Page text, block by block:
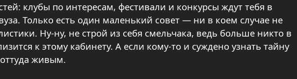
клубы по интересам, фестивали и конкурсы ждут тебя в
Только есть один маленький совет — ни в коем случае не
Ну-ну, не строй из себя смельчака, ведь больше никто в
к этому кабинету. А если кому-то и суждено узнать тайну
живым.